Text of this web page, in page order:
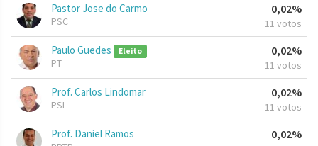
Pastor Jose do Carmo
PSC
0,02%
11 votos
Paulo Guedes Eleito
PT
0,02%
11 votos
Prof. Carlos Lindomar
PSL
0,02%
11 votos
Prof. Daniel Ramos 0,02%